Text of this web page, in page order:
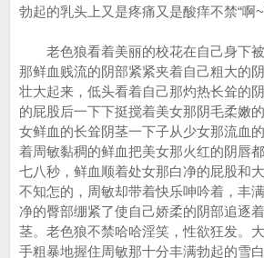
勃起的乳头上又是疼痛又是酸痒不禁“啊
老色狼看着美丽的校花在自己身下被
那鲜血贱流的阴部紧紧夹着自己粗大的
壮大起来，低头看着自己那灼热长耸的
的屁股后一下下挺搅着美女那阴毛柔嫩
女鲜血的长耸阴茎一下子从少女那流血
着周敏黏稠的鲜血把美女那火红的阴唇
七八秒，鲜血顺着处女那白净的屁股和
不知怎的，周敏却带着快乐呻吟着，丰
净的臀部绷紧了使自己娇柔的阴部追逐
茎。老色狼不禁哈哈淫笑，性欲狂发。
手粗暴地握住周敏那十分丰满勃起的雪